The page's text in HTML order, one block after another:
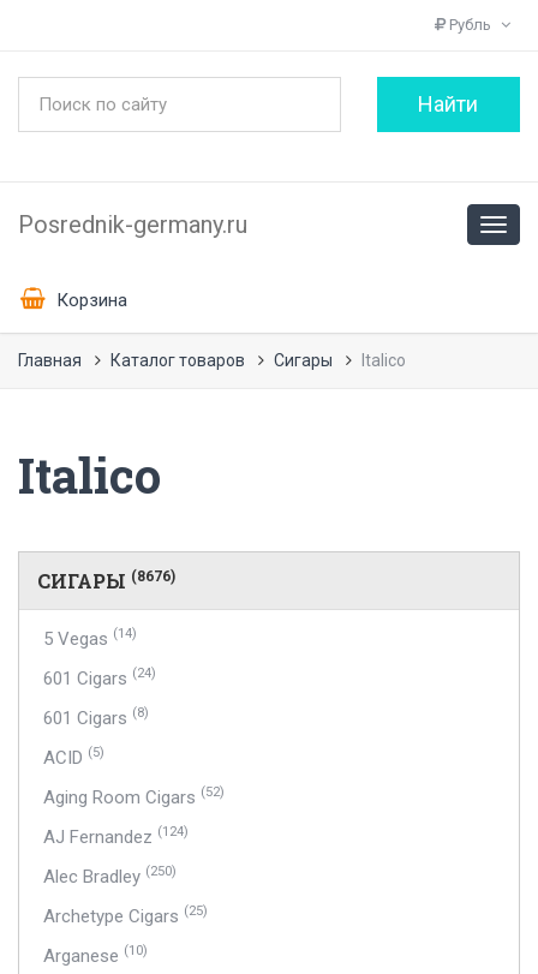
Рубль
Posrednik-germany.ru
Корзина
Главная Каталог товаров Сигары Italico
Italico
СИГАРЫ (8676)
5 Vegas (14)
601 Cigars (24)
601 Cigars (8)
ACID (5)
Aging Room Cigars (52)
AJ Fernandez (124)
Alec Bradley (250)
Archetype Cigars (25)
Arganese (10)